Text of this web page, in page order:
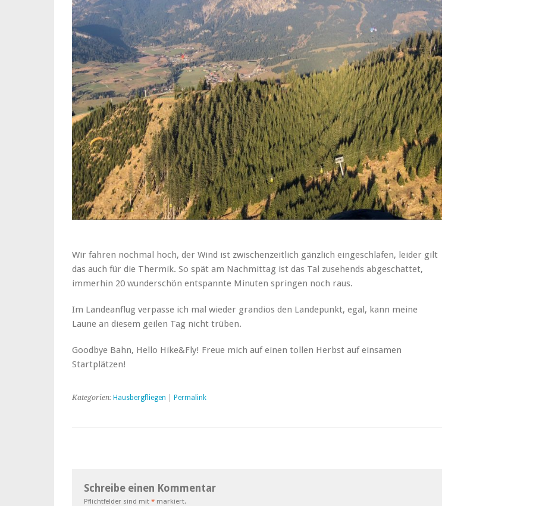
Wir fahren nochmal hoch, der Wind ist zwischenzeitlich gänzlich eingeschlafen, leider gilt
das auch für die Thermik. So spät am Nachmittag ist das Tal zusehends abgeschattet,
immerhin 20 wunderschön entspannte Minuten springen noch raus.
Im Landeanflug verpasse ich mal wieder grandios den Landepunkt, egal, kann meine
Laune an diesem geilen Tag nicht trüben.
Goodbye Bahn, Hello Hike&Fly! Freue mich auf einen tollen Herbst auf einsamen
Startplätzen!
Kategorien: Hausbergfliegen Permalink
Schreibe einen Kommentar
Pflichtfelder sind mit * markiert.